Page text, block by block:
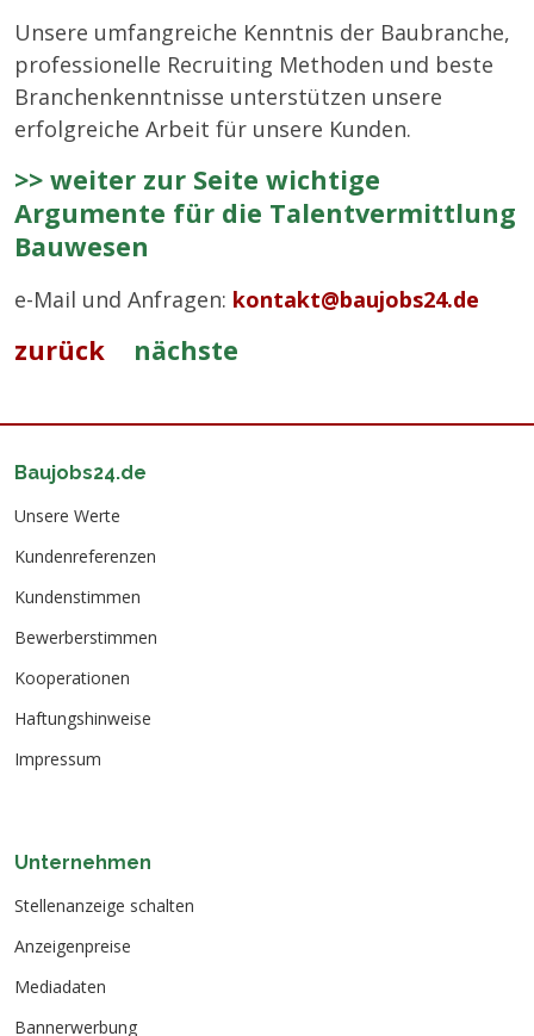
Unsere umfangreiche Kenntnis der Baubranche,
professionelle Recruiting Methoden und beste
Branchenkenntnisse unterstützen unsere
erfolgreiche Arbeit für unsere Kunden.
>> weiter zur Seite wichtige
Argumente für die Talentvermittlung
Bauwesen
e-Mail und Anfragen: kontakt@baujobs24.de
zurück nächste
Baujobs24.de
Unsere Werte
Kundenreferenzen
Kundenstimmen
Bewerberstimmen
Kooperationen
Haftungshinweise
Impressum
Unternehmen
Stellenanzeige schalten
Anzeigenpreise
Mediadaten
Bannerwerbung